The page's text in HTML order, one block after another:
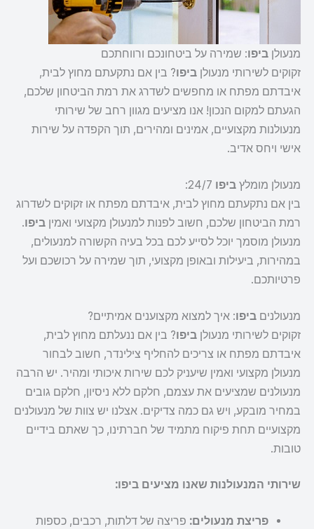
מנעולן ביפו: שמירה על ביטחונכם ורווחתכם
זקוקים לשירותי מנעולן ביפו? בין אם נתקעתם מחוץ לבית,
איבדתם מפתח או מחפשים לשדרג את רמת הביטחון שלכם,
הגעתם למקום הנכון! אנו מציעים מגוון רחב של שירותי
מנעולנות מקצועיים, אמינים ומהירים, תוך הקפדה על שירות
אישי ויחס אדיב.
מנעולן מומלץ ביפו 24/7:
בין אם נתקעתם מחוץ לבית, איבדתם מפתח או זקוקים לשדרוג
רמת הביטחון שלכם, חשוב לפנות למנעולן מקצועי ואמין ביפו.
מנעולן מוסמך יוכל לסייע לכם בכל בעיה הקשורה למנעולים,
במהירות, ביעילות ובאופן מקצועי, תוך שמירה על רכושכם ועל
פרטיותכם.
מנעולנים ביפו: איך למצוא מקצוענים אמיתיים?
זקוקים לשירותי מנעולן ביפו? בין אם ננעלתם מחוץ לבית,
איבדתם מפתח או צריכים להחליף צילינדר, חשוב לבחור
מנעולן מקצועי ואמין שיעניק לכם שירות איכותי ומהיר. יש הרבה
מנעולנים שמציעים את עצמם, חלקם ללא ניסיון, חלקם גובים
במחיר מובקע, ויש גם כמה צדיקים. אצלנו יש צוות של מנעולנים
מקצועיים תחת פיקוח מתמיד של חברתינו, כך שאתם בידיים
טובות.
שירותי המנעולנות שאנו מציעים ביפו:
פריצת מנעולים: פריצה של דלתות, רכבים, כספות